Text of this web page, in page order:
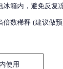
箱内，避免反复
倍数稀释 (建议做
使用